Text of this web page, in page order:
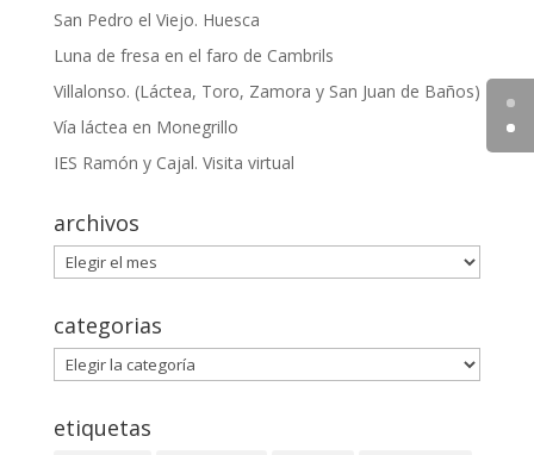
San Pedro el Viejo. Huesca
Luna de fresa en el faro de Cambrils
Villalonso. (Láctea, Toro, Zamora y San Juan de Baños)
Vía láctea en Monegrillo
IES Ramón y Cajal. Visita virtual
archivos
archivos
categorias
categorias
etiquetas